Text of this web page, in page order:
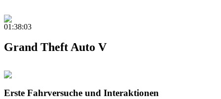
01:38:03
Grand Theft Auto V
Erste Fahrversuche und Interaktionen